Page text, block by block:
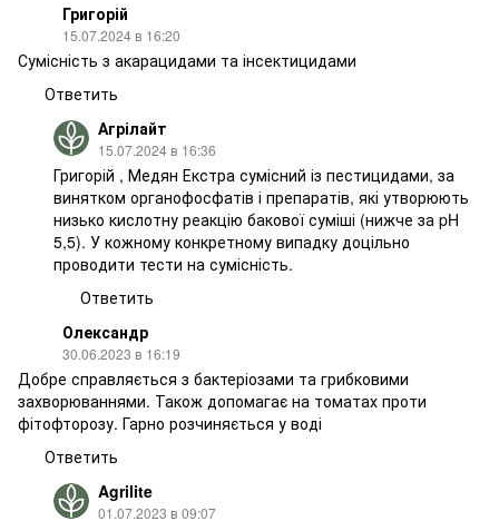
Григорій
15.07.2024 в 16:20
Сумісність з акарацидами та інсектицидами
Ответить
Агрілайт
15.07.2024 в 16:36
Григорій , Медян Екстра сумісний із пестицидами, за
винятком органофосфатів і препаратів, які утворюють
низько кислотну реакцію бакової суміші (нижче за pH
5,5). У кожному конкретному випадку доцільно
проводити тести на сумісність.
Ответить
Олександр
30.06.2023 в 16:19
Добре справляється з бактеріозами та грибковими
захворюваннями. Також допомагає на томатах проти
фітофторозу. Гарно розчиняється у воді
Ответить
Agrilite
01.07.2023 в 09:07